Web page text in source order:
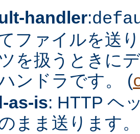
handler:
ファイルを送
を扱うときに
ンドラです。 (
as-is: HTTP ヘ
まま送ります